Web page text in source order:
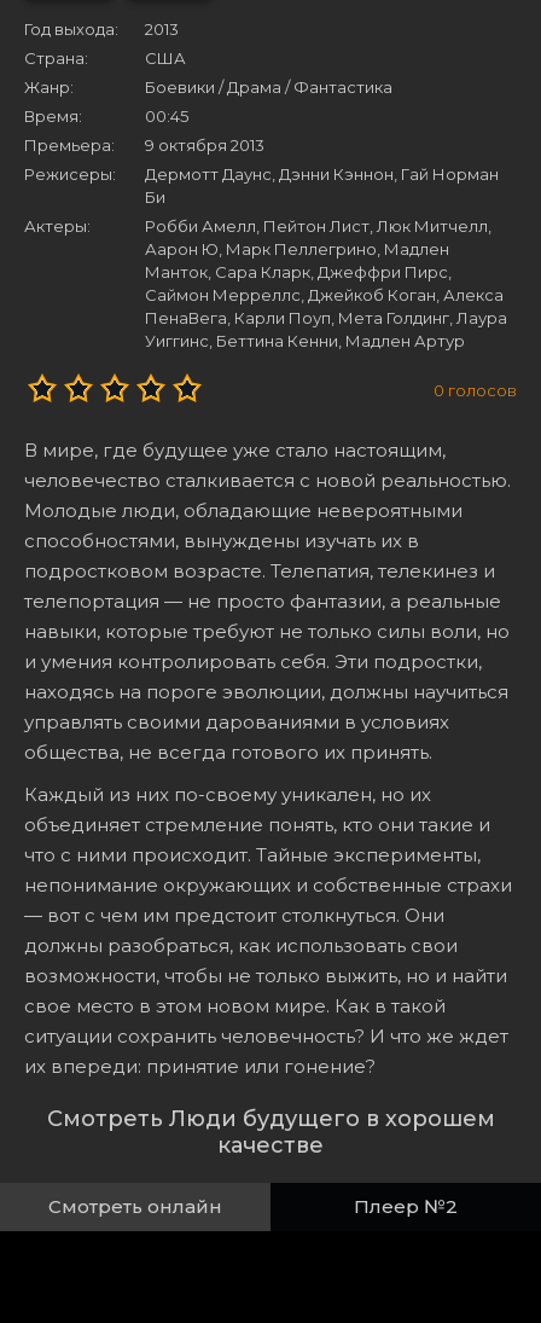
Год выхода:
2013
Страна:
США
Жанр:
Боевики / Драма / Фантастика
Время:
00:45
Премьера:
9 октября 2013
Режисеры:
Дермотт Даунс, Дэнни Кэннон, Гай Норман
Би
Актеры:
Робби Амелл, Пейтон Лист, Люк Митчелл,
Аарон Ю, Марк Пеллегрино, Мадлен
Манток, Сара Кларк, Джеффри Пирс,
Саймон Мерреллс, Джейкоб Коган, Алекса
ПенаВега, Карли Поуп, Мета Голдинг, Лаура
Уиггинс, Беттина Кенни, Мадлен Артур
0 голосов
В мире, где будущее уже стало настоящим,
человечество сталкивается с новой реальностью.
Молодые люди, обладающие невероятными
способностями, вынуждены изучать их в
подростковом возрасте. Телепатия, телекинез и
телепортация — не просто фантазии, а реальные
навыки, которые требуют не только силы воли, но
и умения контролировать себя. Эти подростки,
находясь на пороге эволюции, должны научиться
управлять своими дарованиями в условиях
общества, не всегда готового их принять.
Каждый из них по-своему уникален, но их
объединяет стремление понять, кто они такие и
что с ними происходит. Тайные эксперименты,
непонимание окружающих и собственные страхи
— вот с чем им предстоит столкнуться. Они
должны разобраться, как использовать свои
возможности, чтобы не только выжить, но и найти
свое место в этом новом мире. Как в такой
ситуации сохранить человечность? И что же ждет
их впереди: принятие или гонение?
Смотреть Люди будущего в хорошем
качестве
Смотреть онлайн Плеер №2